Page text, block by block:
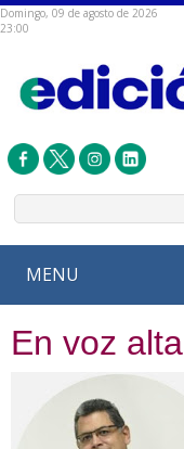
Domingo, 09 de agosto de 2026
23:00
MENU
En voz alta